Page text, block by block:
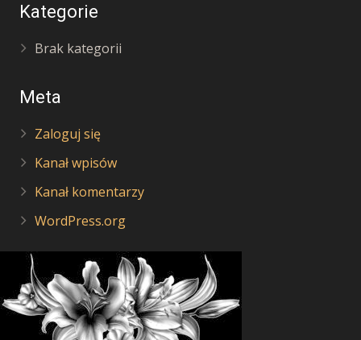
Kategorie
Brak kategorii
Meta
Zaloguj się
Kanał wpisów
Kanał komentarzy
WordPress.org